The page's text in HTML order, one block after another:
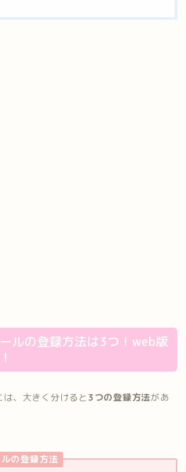
ルの登録方法は3つ！web版
、大きく分けると 3つの登録方法があ
の登録方法